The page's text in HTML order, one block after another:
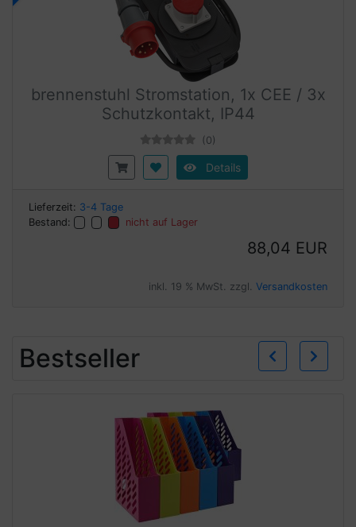
brennenstuhl Stromstation, 1x CEE / 3x
Schutzkontakt, IP44
(0)
Details
Lieferzeit: 3-4 Tage
Bestand:
nicht auf Lager
88,04 EUR
inkl. 19 % MwSt. zzgl. Versandkosten
Bestseller